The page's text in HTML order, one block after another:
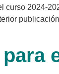
curso 2024-